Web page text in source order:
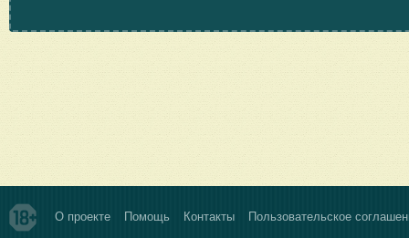
О проекте Помощь Контакты Пользовательское